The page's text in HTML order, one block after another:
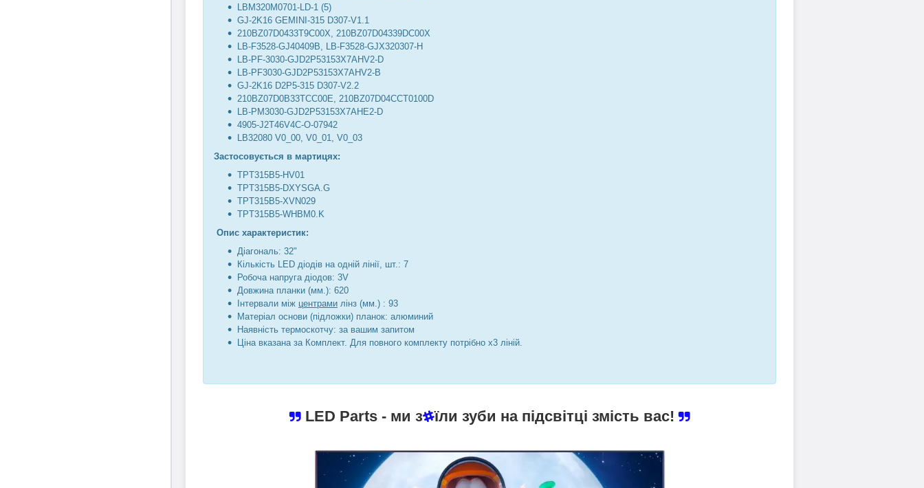
LBM320M0701-LD-1 (5)
GJ-2K16 GEMINI-315 D307-V1.1
210BZ07D0433T9C00X, 210BZ07D04339DC00X
LB-F3528-GJ40409B, LB-F3528-GJX320307-H
LB-PF-3030-GJD2P53153X7AHV2-D
LB-PF3030-GJD2P53153X7AHV2-B
GJ-2K16 D2P5-315 D307-V2.2
210BZ07D0B33TCC00E, 210BZ07D04CCT0100D
LB-PM3030-GJD2P53153X7AHE2-D
4905-J2T46V4C-O-07942
LB32080 V0_00, V0_01, V0_03
Застосовується в мартицях:
TPT315B5-HV01
TPT315B5-DXYSGA.G
TPT315B5-XVN029
TPT315B5-WHBM0.K
Опис характеристик:
Діагональ: 32"
Кількість LED діодів на одній лінії, шт.: 7
Робоча напруга діодов: 3V
Довжина планки (мм.): 620
Інтервали між центрами лінз (мм.) : 93
Матеріал основи (підложки) планок: алюминий
Наявність термоскотчу: за вашим запитом
Ціна вказана за Комплект. Для повного комплекту потрібно х3 ліній.
LED Parts - ми з їли зуби на підсвітці змість вас!